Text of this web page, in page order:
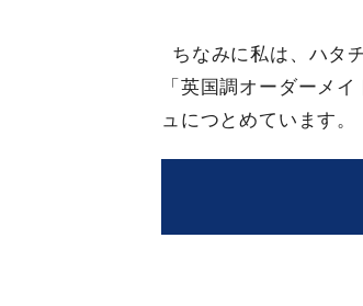
ちなみに私は、ハタ
「英国調オーダーメ
ュにつとめています。